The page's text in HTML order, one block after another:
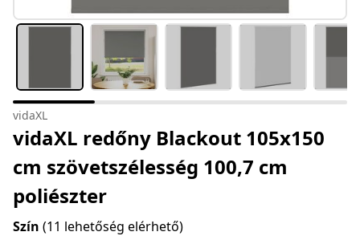
vidaXL
vidaXL redőny Blackout 105x150
cm szövetszélesség 100,7 cm
poliészter
Szín (11 lehetőség elérhető)